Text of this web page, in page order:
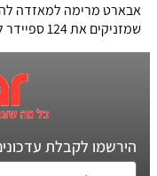
שמזניקים את 124 ספיידר ל-100 קמ"ש בתוך 6.8 שניות
הירשמו לקבלת עדכונים